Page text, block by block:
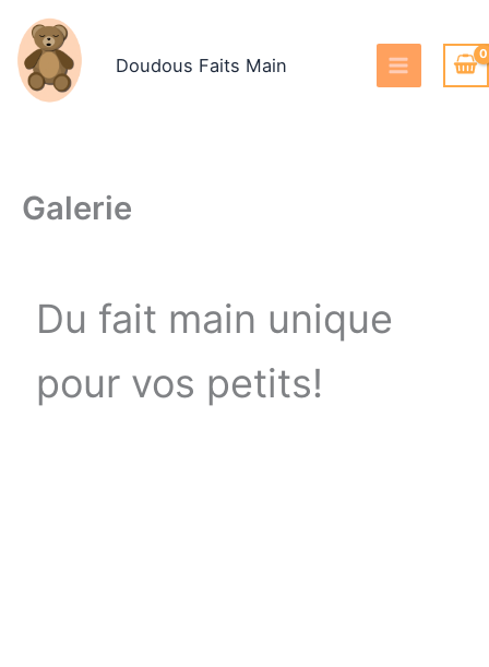
contenu
Doudous Faits Main
Galerie
Du fait main unique
pour vos petits!